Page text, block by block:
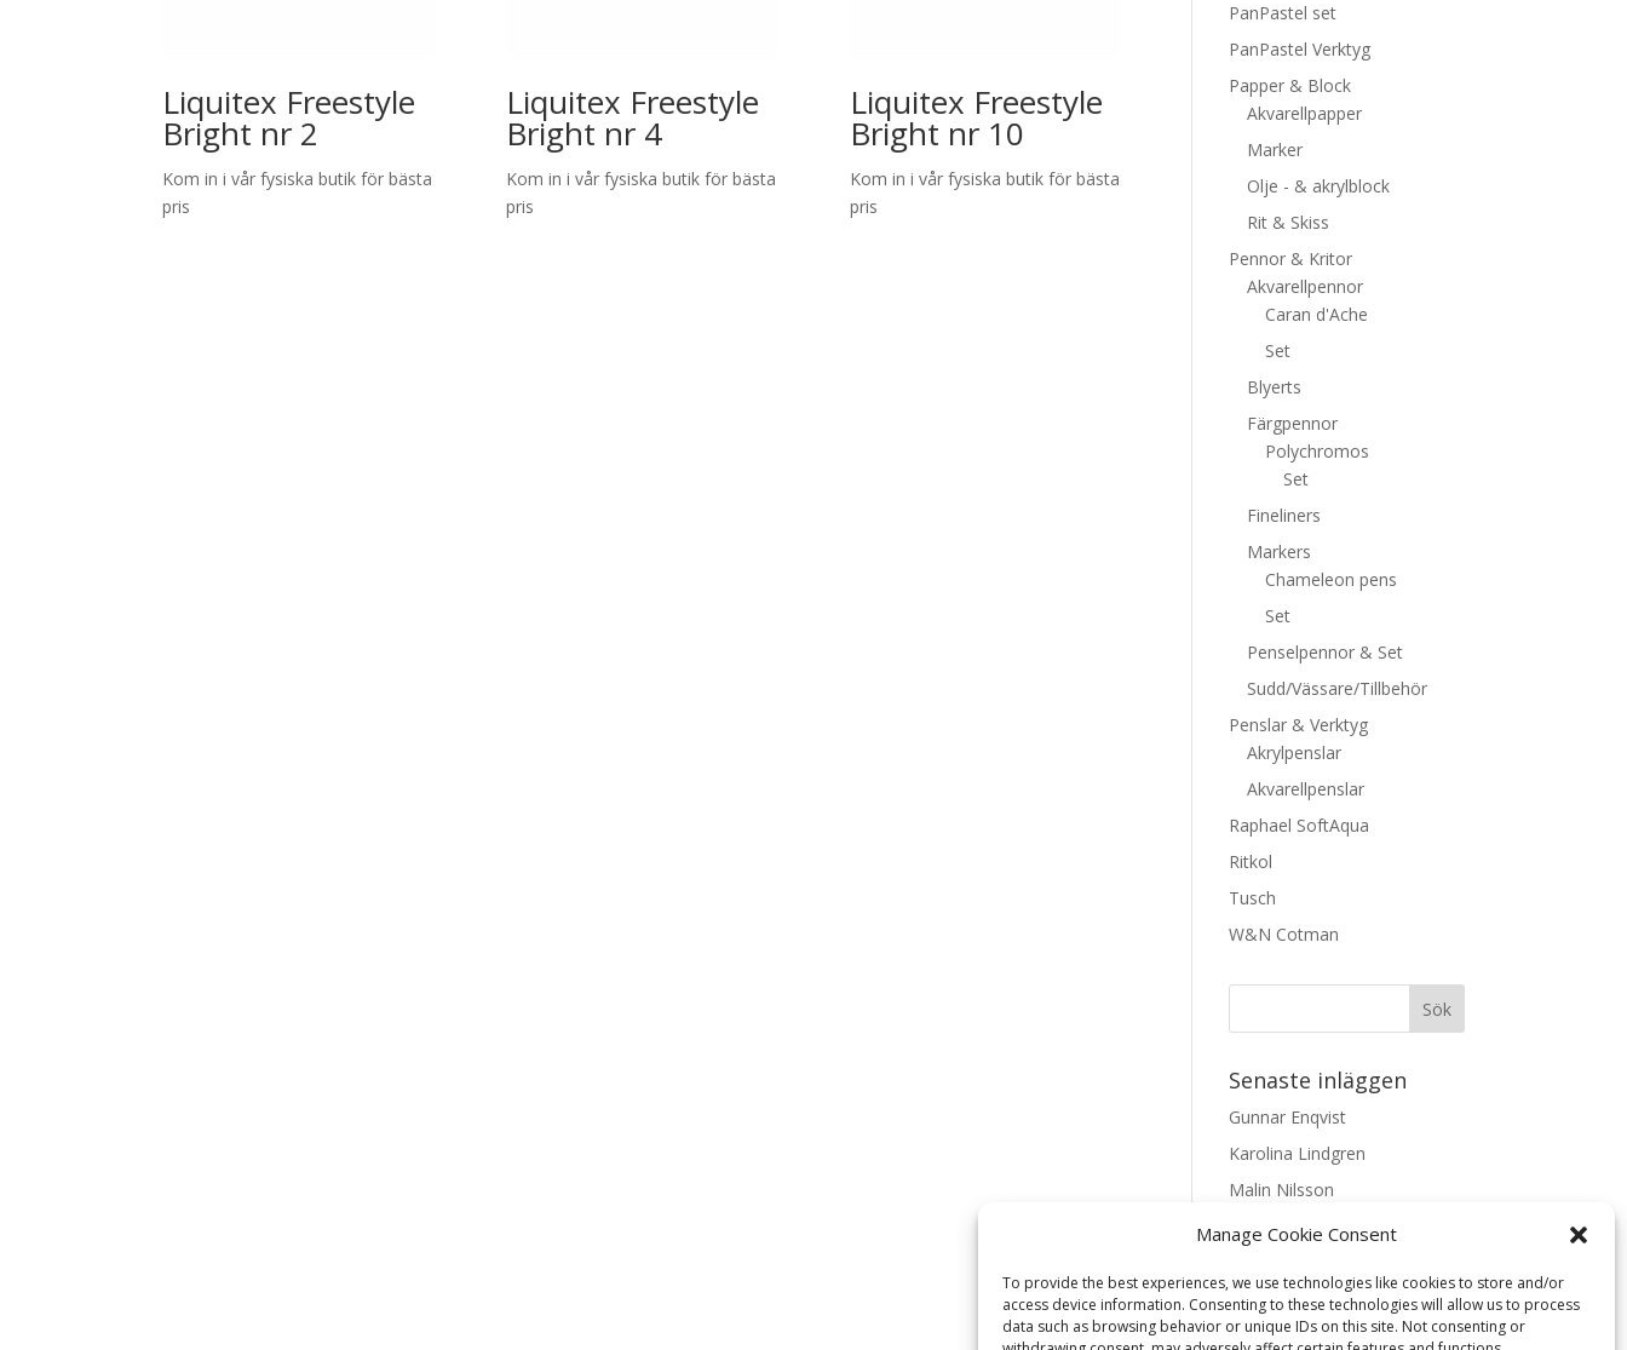
Manage Cookie Consent
To provide the best experiences, we use technologies like cookies to store and/or
access device information. Consenting to these technologies will allow us to process
data such as browsing behavior or unique IDs on this site. Not consenting or
Liquitex Freestyle
Bright nr 2
Kom in i vår fysiska butik för bästa
pris
Liquitex Freestyle
Bright nr 4
Kom in i vår fysiska butik för bästa
pris
Liquitex Freestyle
Bright nr 10
Kom in i vår fysiska butik för bästa
pris
PanPastel set
PanPastel Verktyg
Papper & Block
Akvarellpapper
Marker
Olje - & akrylblock
Rit & Skiss
Pennor & Kritor
Akvarellpennor
Caran d'Ache
Set
Blyerts
Färgpennor
Polychromos
Set
Fineliners
Markers
Chameleon pens
Set
Penselpennor & Set
Sudd/Vässare/Tillbehör
Penslar & Verktyg
Akrylpenslar
Akvarellpenslar
Raphael SoftAqua
Ritkol
Tusch
W&N Cotman
Senaste inläggen
Gunnar Enqvist
Karolina Lindgren
Malin Nilsson
Mattis Skogsskir
Textarkiv